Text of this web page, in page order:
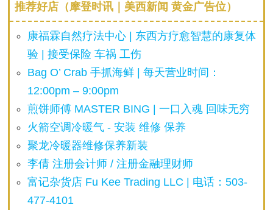
推荐好店（摩登时讯｜美西新闻 黄金广告位）
康福霖自然疗法中心 | 东西方疗愈智慧的康复体
验 | 接受保险 车祸 工伤
Bag O’ Crab 手抓海鲜 | 每天营业时间：
12:00pm – 9:00pm
煎饼师傅 MASTER BING | 一口入魂 回味无穷
火箭空调冷暖气 - 安装 维修 保养
聚龙冷暖器维修保养新装
李倩 注册会计师 / 注册金融理财师
富记杂货店 Fu Kee Trading LLC | 电话：503-
477-4101